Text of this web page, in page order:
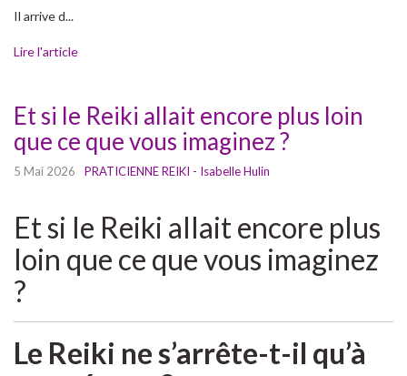
Il arrive d...
Lire l'article
Et si le Reiki allait encore plus loin
que ce que vous imaginez ?
5 Mai 2026 PRATICIENNE REIKI - Isabelle Hulin
Et si le Reiki allait encore plus
loin que ce que vous imaginez
?
Le Reiki ne s’arrête-t-il qu’à